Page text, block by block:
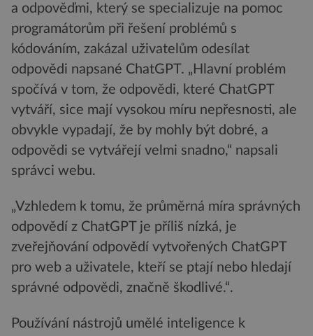
a odpověďmi, který se specializuje na pomoc
programátorům při řešení problémů s
kódováním, zakázal uživatelům odesílat
odpovědi napsané ChatGPT. „Hlavní problém
spočívá v tom, že odpovědi, které ChatGPT
vytváří, sice mají vysokou míru nepřesnosti, ale
obvykle vypadají, že by mohly být dobré, a
odpovědi se vytvářejí velmi snadno,“ napsali
správci webu.
„Vzhledem k tomu, že průměrná míra správných
odpovědí z ChatGPT je příliš nízká, je
zveřejňování odpovědí vytvořených ChatGPT
pro web a uživatele, kteří se ptají nebo hledají
správné odpovědi, značně škodlivé.“.
Používání nástrojů umělé inteligence k